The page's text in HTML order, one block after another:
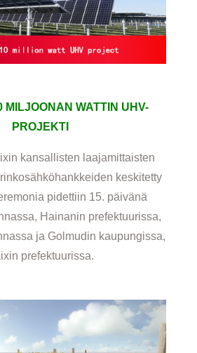
MILJOONAN WATTIN UHV-
PROJEKTI
kansallisten laajamittaisten
keskitetty
pidettiin 15. päivänä
Hainanin prefektuurissa,
ja Golmudin kaupungissa,
prefektuurissa.